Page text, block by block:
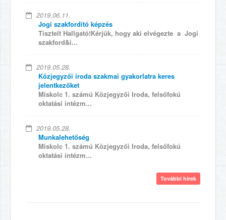
2019.06.11.
Jogi szakfordító képzés
Tisztelt Hallgató!Kérjük, hogy aki elvégezte a Jogi
szakford&i...
2019.05.28.
Közjegyzői iroda szakmai gyakorlatra keres
jelentkezőket
Miskolc 1. számú Közjegyzői Iroda, felsőfokú
oktatási intézm...
2019.05.28.
Munkalehetőség
Miskolc 1. számú Közjegyzői Iroda, felsőfokú
oktatási intézm...
További hírek